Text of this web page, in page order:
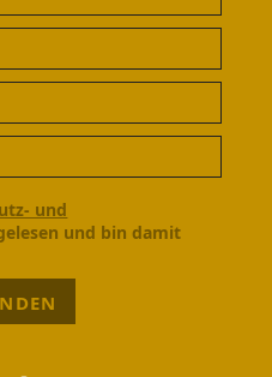
und
und bin damit